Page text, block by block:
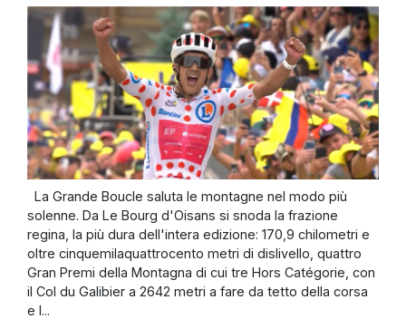
La Grande Boucle saluta le montagne nel modo più
solenne. Da Le Bourg d'Oisans si snoda la frazione
regina, la più dura dell'intera edizione: 170,9 chilometri e
oltre cinquemilaquattrocento metri di dislivello, quattro
Gran Premi della Montagna di cui tre Hors Catégorie, con
il Col du Galibier a 2642 metri a fare da tetto della corsa
e l...